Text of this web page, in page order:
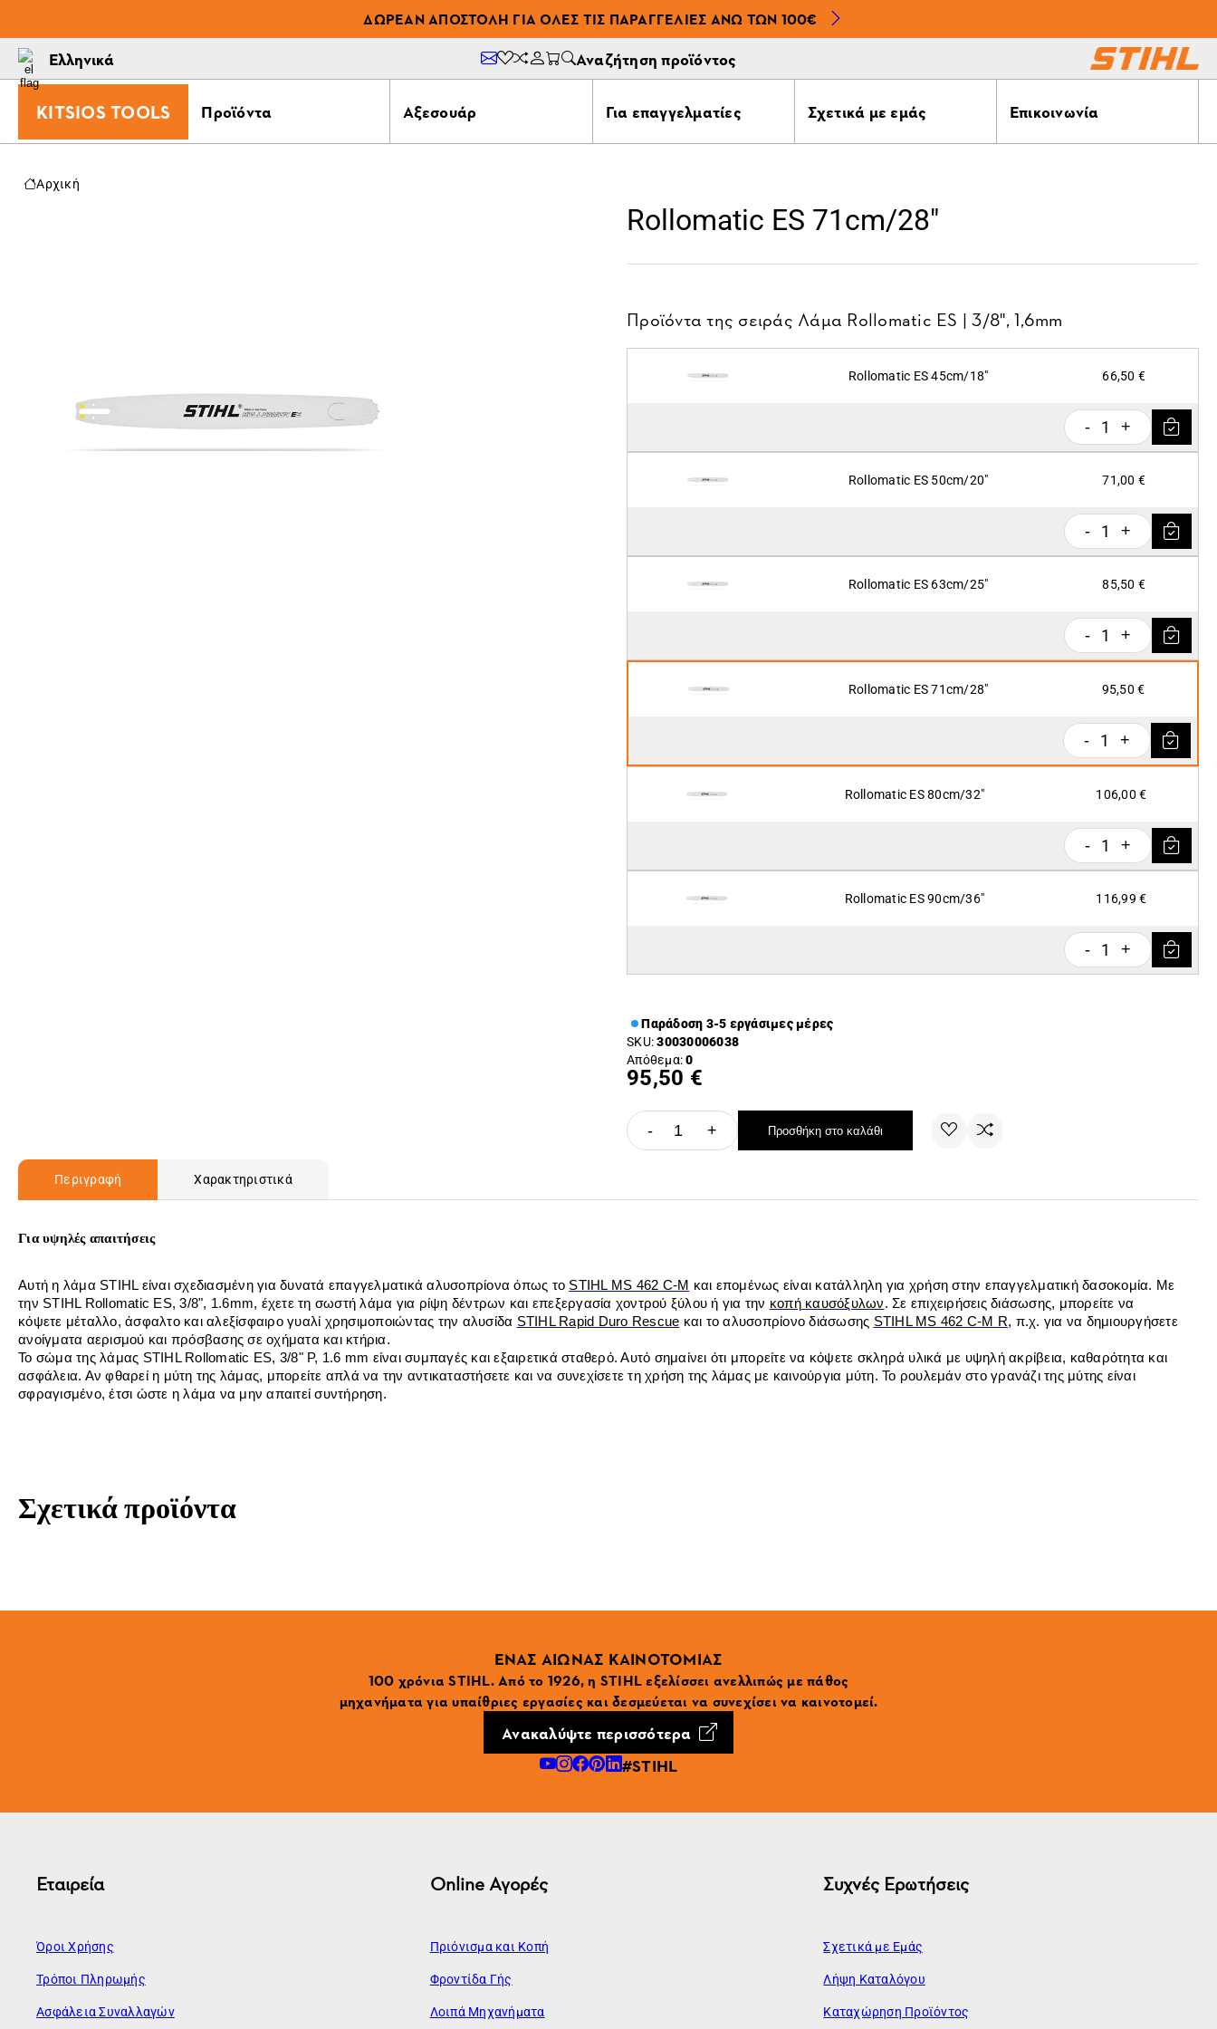
ΔΩΡΕΆΝ ΑΠΟΣΤΟΛΉ ΓΙΑ ΌΛΕΣ ΤΙΣ ΠΑΡΑΓΓΕΛΊΕΣ ΆΝΩ ΤΩΝ 100€
Ελληνικά Αναζήτηση προϊόντος
KITSIOS TOOLS Προϊόντα Αξεσουάρ Για επαγγελματίες Σχετικά με εμάς Επικοινωνία
Αρχική
Rollomatic ES 71cm/28"
Προϊόντα της σειράς Λάμα Rollomatic ES | 3/8'', 1,6mm
Rollomatic ES 45cm/18" 66,50 €
- 1 +
Rollomatic ES 50cm/20" 71,00 €
- 1 +
Rollomatic ES 63cm/25" 85,50 €
- 1 +
Rollomatic ES 71cm/28" 95,50 €
- 1 +
Rollomatic ES 80cm/32" 106,00 €
- 1 +
Rollomatic ES 90cm/36" 116,99 €
- 1 +
Παράδοση 3-5 εργάσιμες μέρες
SKU:30030006038
Απόθεμα:0
95,50 €
- + Προσθήκη στο καλάθι
Περιγραφή Χαρακτηριστικά
Για υψηλές απαιτήσεις
Αυτή η λάμα STIHL είναι σχεδιασμένη για δυνατά επαγγελματικά αλυσοπρίονα όπως το STIHL MS 462 C-M και επομένως είναι κατάλληλη για χρήση στην επαγγελματική δασοκομία. Με
την STIHL Rollomatic ES, 3/8", 1.6mm, έχετε τη σωστή λάμα για ρίψη δέντρων και επεξεργασία χοντρού ξύλου ή για την κοπή καυσόξυλων. Σε επιχειρήσεις διάσωσης, μπορείτε να
κόψετε μέταλλο, άσφαλτο και αλεξίσφαιρο γυαλί χρησιμοποιώντας την αλυσίδα STIHL Rapid Duro Rescue και το αλυσοπρίονο διάσωσης STIHL MS 462 C-M R, π.χ. για να δημιουργήσετε
ανοίγματα αερισμού και πρόσβασης σε οχήματα και κτήρια.
Το σώμα της λάμας STIHL Rollomatic ES, 3/8" P, 1.6 mm είναι συμπαγές και εξαιρετικά σταθερό. Αυτό σημαίνει ότι μπορείτε να κόψετε σκληρά υλικά με υψηλή ακρίβεια, καθαρότητα και
ασφάλεια. Αν φθαρεί η μύτη της λάμας, μπορείτε απλά να την αντικαταστήσετε και να συνεχίσετε τη χρήση της λάμας με καινούργια μύτη. Το ρουλεμάν στο γρανάζι της μύτης είναι
σφραγισμένο, έτσι ώστε η λάμα να μην απαιτεί συντήρηση.
Σχετικά προϊόντα
ΕΝΑΣ ΑΙΩΝΑΣ ΚΑΙΝΟΤΟΜΙΑΣ
100 χρόνια STIHL. Από το 1926, η STIHL εξελίσσει ανελλιπώς με πάθος
μηχανήματα για υπαίθριες εργασίες και δεσμεύεται να συνεχίσει να καινοτομεί.
Ανακαλύψτε περισσότερα
#STIHL
Εταιρεία
Όροι Χρήσης
Τρόποι Πληρωμής
Ασφάλεια Συναλλαγών
Online Αγορές
Πριόνισμα και Κοπή
Φροντίδα Γής
Λοιπά Μηχανήματα
Συχνές Ερωτήσεις
Σχετικά με Εμάς
Λήψη Καταλόγου
Καταχώρηση Προϊόντος